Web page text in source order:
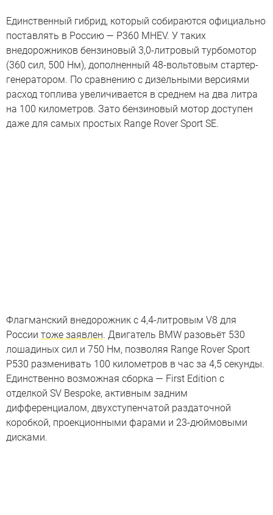
Единственный гибрид, который собираются официально
поставлять в Россию — P360 MHEV. У таких
внедорожников бензиновый 3,0-литровый турбомотор
(360 сил, 500 Нм), дополненный 48-вольтовым стартер-
генератором. По сравнению с дизельными версиями
расход топлива увеличивается в среднем на два литра
на 100 километров. Зато бензиновый мотор доступен
даже для самых простых Range Rover Sport SE.
Флагманский внедорожник с 4,4-литровым V8 для
России тоже заявлен. Двигатель BMW разовьёт 530
лошадиных сил и 750 Нм, позволяя Range Rover Sport
P530 разменивать 100 километров в час за 4,5 секунды.
Единственно возможная сборка — First Edition с
отделкой SV Bespoke, активным задним
дифференциалом, двухступенчатой раздаточной
коробкой, проекционными фарами и 23-дюймовыми
дисками.